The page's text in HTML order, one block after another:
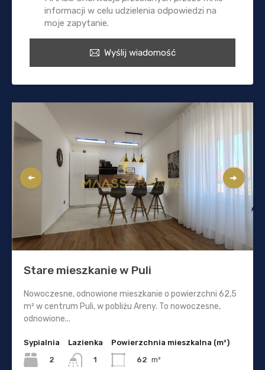
informacji w celu udzielenia odpowiedzi na
moje zapytanie.
Wyślij wiadomość
Stare mieszkanie w Puli
Nowoczesne, odnowione mieszkanie o powierzchni 62,5
m² w centrum Puli, w pobliżu Areny. To nowoczesne,
odnowione...
Sypialnia
2
Lazienka
1
Powierzchnia mieszkalna (m²)
62 m²